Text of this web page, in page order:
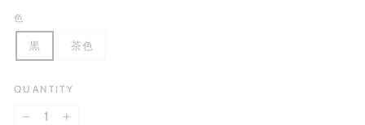
色
黒 茶色
QUANTITY